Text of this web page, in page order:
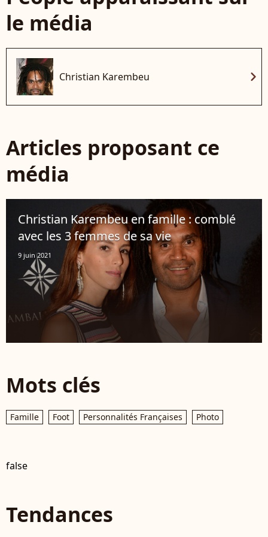
le média
Christian Karembeu chevron_right
Articles proposant ce
média
Christian Karembeu en famille : comblé
avec les 3 femmes de sa vie
9 juin 2021
Mots clés
Famille Foot Personnalités Françaises Photo
false
Tendances